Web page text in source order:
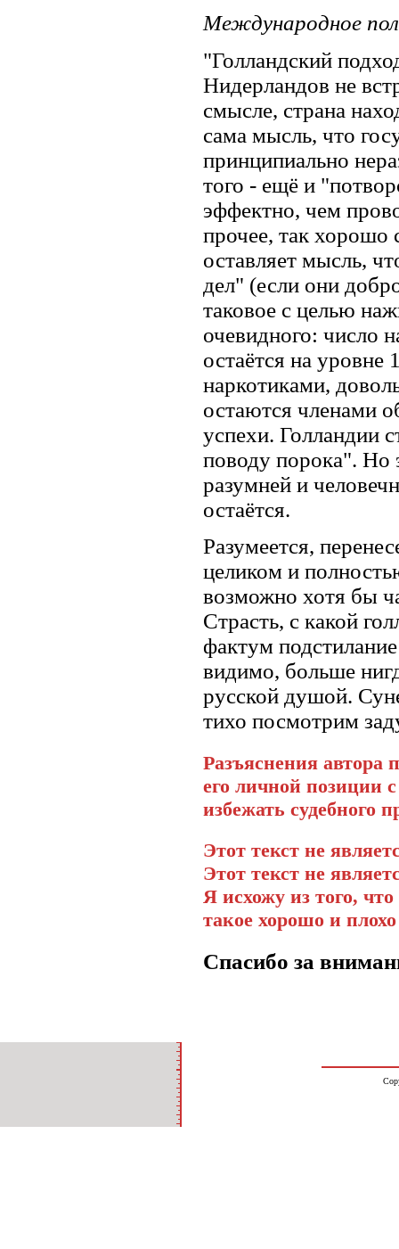
Международное
"Голландский
Нидерландов не
смысле, страна
сама мысль, что
принципиально
того - ещё и
эффектно, чем
прочее, так хорошо
оставляет мысль,
дел" (если они
таковое с целью
очевидного: число
остаётся на уровне
наркотиками,
остаются членами
успехи. Голландии
поводу порока". Но
разумней и
остаётся.
Разумеется,
целиком и
возможно хотя бы
Страсть, с какой
фактум
видимо, больше
русской душой.
тихо посмотрим
Разъяснения автора
его личной позиции
избежать судебного
Этот текст не
Этот текст не
Я исхожу из того,
такое хорошо и
Спасибо за